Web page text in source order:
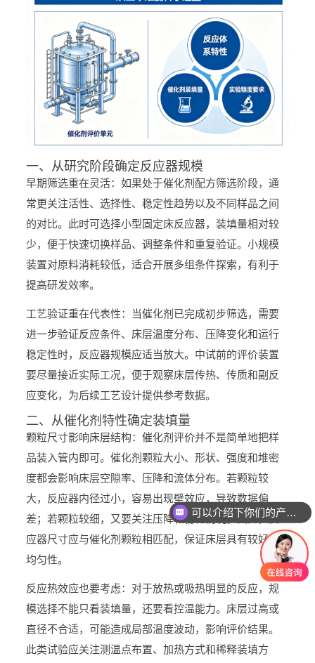
一、从研究阶段确定反应器规模
早期筛选重在灵活：如果处于催化剂配方筛选阶段，通
常更关注活性、选择性、稳定性趋势以及不同样品之间
的对比。此时可选择小型固定床反应器，装填量相对较
少，便于快速切换样品、调整条件和重复验证。小规模
装置对原料消耗较低，适合开展多组条件探索，有利于
提高研发效率。
工艺验证重在代表性：当催化剂已完成初步筛选，需要
进一步验证反应条件、床层温度分布、压降变化和运行
稳定性时，反应器规模应适当放大。中试前的评价装置
要尽量接近实际工况，便于观察床层传热、传质和副反
应变化，为后续工艺设计提供参考数据。
二、从催化剂特性确定装填量
颗粒尺寸影响床层结构：催化剂评价并不是简单地把样
品装入管内即可。催化剂颗粒大小、形状、强度和堆密
度都会影响床层空隙率、压降和流体分布。若颗粒较
大，反应器内径过小，容易出现壁效应，导致数据偏
差；若颗粒较细，又要关注压降和粉化情况。因此，反
应器尺寸应与催化剂颗粒相匹配，保证床层具有较好的
均匀性。
反应热效应也要考虑：对于放热或吸热明显的反应，规
模选择不能只看装填量，还要看控温能力。床层过高或
直径不合适，可能造成局部温度波动，影响评价结果。
此类试验应关注测温点布置、加热方式和稀释装填方
可以介绍下你们的产品么